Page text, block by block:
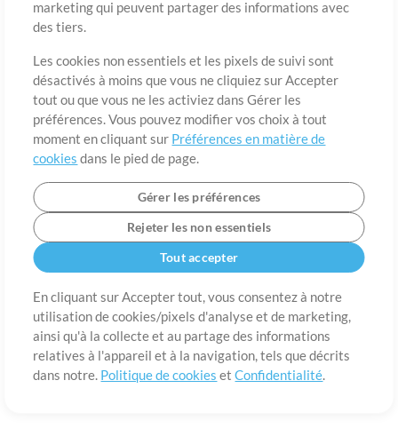
marketing qui peuvent partager des informations avec
des tiers.
Les cookies non essentiels et les pixels de suivi sont
désactivés à moins que vous ne cliquiez sur Accepter
tout ou que vous ne les activiez dans Gérer les
préférences. Vous pouvez modifier vos choix à tout
moment en cliquant sur Préférences en matière de
cookies dans le pied de page.
Gérer les préférences
Rejeter les non essentiels
Tout accepter
En cliquant sur Accepter tout, vous consentez à notre
utilisation de cookies/pixels d'analyse et de marketing,
ainsi qu'à la collecte et au partage des informations
relatives à l'appareil et à la navigation, tels que décrits
dans notre. Politique de cookies etConfidentialité.
matière de cookies
Contact
©2006-2026 par MultiTracks LLC. Tous droits réservés.